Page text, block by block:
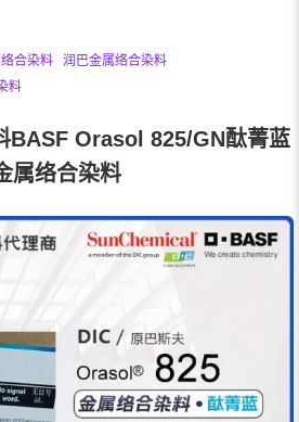
合染料
润巴金属络合染料
料
BASF Orasol 825/GN酞菁蓝
属络合染料